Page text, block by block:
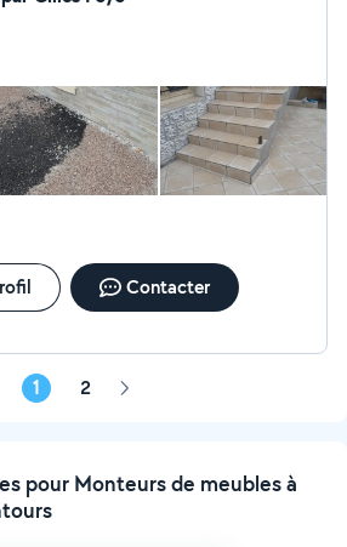
Contacter
1 2 Page
pour Monteurs de meubles à